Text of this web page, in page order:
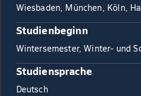
Wiesbaden, München, Köln,
Studienbeginn
Wintersemester, Winter- und
Studiensprache
Deutsch